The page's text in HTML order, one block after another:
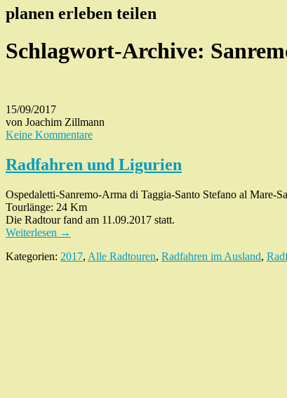
planen erleben teilen
Schlagwort-Archive:
15/09/2017
von Joachim Zillmann
Keine Kommentare
Radfahren und Ligurien
Ospedaletti-Sanremo-Arma di Taggia-Santo Stefano al Mare-
Tourlänge: 24 Km
Die Radtour fand am 11.09.2017 statt.
Weiterlesen →
Kategorien: 2017, Alle Radtouren, Radfahren im Ausland,